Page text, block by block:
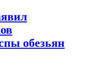
обезьян